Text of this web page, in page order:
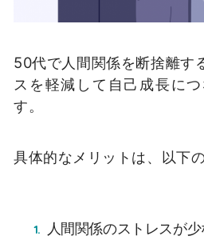
50代で人間関係を断捨離す
スを軽減して自己成長に
す。
具体的なメリットは、以下
人間関係のストレスが